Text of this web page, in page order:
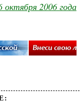
октября 2006 года